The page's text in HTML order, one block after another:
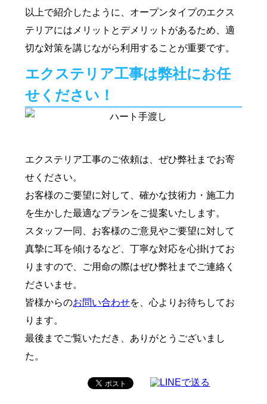
以上で紹介したように、オープンタイプのエクス
テリアにはメリットとデメリットがあるため、適
切な対策を講じながら利用することが重要です。
エクステリア工事は弊社にお任
せください！
エクステリア工事のご依頼は、ぜひ弊社までお寄
せください。
お客様のご要望に対して、確かな技術力・施工力
を生かした最適なプランをご提案いたします。
スタッフ一同、お客様のご意見やご要望に対して
真摯に耳を傾けるなど、丁寧な対応を心掛けてお
りますので、ご用命の際はぜひ弊社までご連絡く
ださいませ。
皆様からのお問い合わせを、心よりお待ちしてお
ります。
最後までご覧いただき、ありがとうございまし
た。